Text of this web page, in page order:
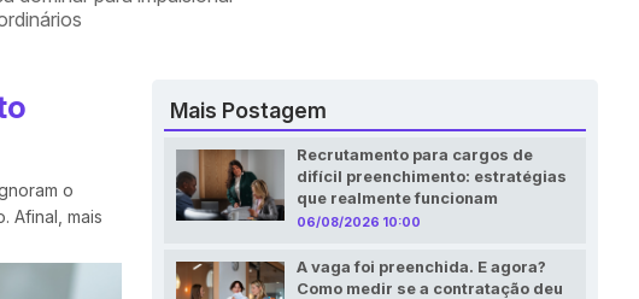
o
Afinal, mais
Mais Postagem
Recrutamento para cargos de
difícil preenchimento: estratégias
que realmente funcionam
06/08/2026 10:00
A vaga foi preenchida. E agora?
Como medir se a contratação deu